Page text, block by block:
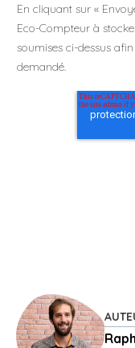
En cliquant sur «
Eco-Compteur à
soumises ci-dessus
demandé.